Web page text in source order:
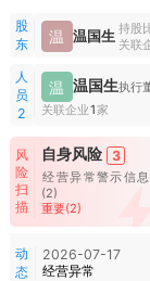
股
东
温 温国生 持股
关联
人
员
2
温 温国生执行
关联企业1家
风
险
扫
描
自身风险 3
经营异常警示信息
(2)
重要(2)
动
态
2026-07-17
经营异常